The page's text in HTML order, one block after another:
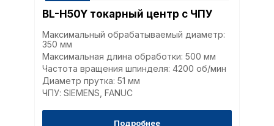
BL-H50Y токарный центр с ЧПУ
Максимальный обрабатываемый диаметр:
350 мм
Максимальная длина обработки: 500 мм
Частота вращения шпинделя: 4200 об/мин
Диаметр прутка: 51 мм
ЧПУ: SIEMENS, FANUC
Подробнее
Внимание:
cookie файлов не
определять
страницы и